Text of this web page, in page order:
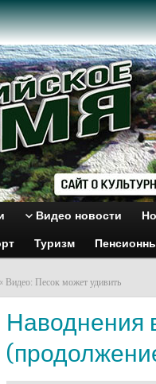
Видео новости
Туризм
« Видео: Песок может удивить
Наводнения